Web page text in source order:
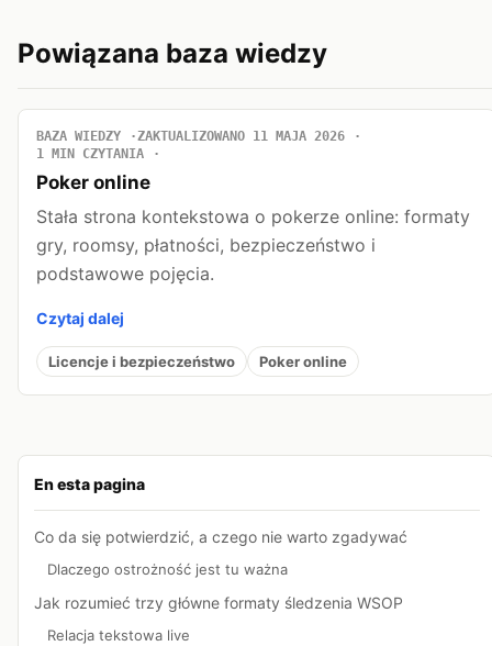
En esta pagina
Co da się potwierdzić, a czego nie warto zgadywać
Dlaczego ostrożność jest tu ważna
Jak rozumieć trzy główne formaty śledzenia WSOP
Relacja tekstowa live
Powiązana baza wiedzy
BAZA WIEDZY
ZAKTUALIZOWANO 11 MAJA 2026
1 MIN CZYTANIA
Poker online
Stała strona kontekstowa o pokerze online: formaty
gry, roomsy, płatności, bezpieczeństwo i
podstawowe pojęcia.
Czytaj dalej
Licencje i bezpieczeństwo Poker online